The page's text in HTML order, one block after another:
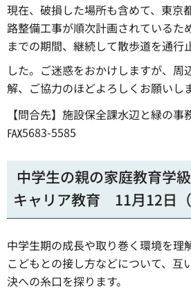
現在、破損した場所も含めて、東京
路整備工事が順次計画されているた
までの期間、継続して散歩道を通行
した。ご迷惑をおかけしますが、周
解、ご協力のほどよろしくお願いしま
【問合先】施設保全課水辺と緑の事
℻5683-5585
中学生の親の家庭教育学
キャリア教育 11月12日（
中学生期の成長や取り巻く環境を理
こどもとの接し方などについて、互
決への糸口を探ります。